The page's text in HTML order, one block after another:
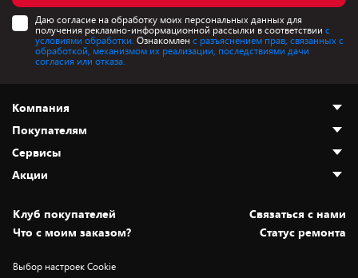
Даю согласие на обработку моих персональных данных для
получения рекламно-информационной рассылки в соответствии с
условиями обработки. Ознакомлен с разъяснением прав, связанных с
обработкой, механизмом их реализации, последствиями дачи
согласия или отказа.
Компания
О нас
Адреса магазинов
Новости
Статьи и обзоры
Вакансии
Дай пять добру!
Покупателям
Как сделать заказ
Оплата и доставка
Безналичный расчёт
Обмен и возврат товара
Обработка персональных данных
Сервисы
Установка техники
Для игровых консолей
Для мобильных устройств
Акции
Скидки и промокоды
Белорусские товары
Бонусы
Клуб покупателей
Cвязаться с нами
Что с моим заказом?
Статус ремонта
Выбор настроек Cookie